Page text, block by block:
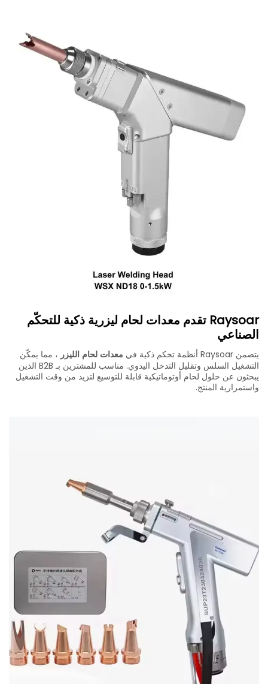
Raysoar تقدم معدات لحام ليزرية ذكية للتحكّم
الصناعي
يتضمن Raysoar أنظمة تحكم ذكية في معدات لحام الليزر ، مما يمكّن
التشغيل السلس وتقليل التدخل اليدوي. مناسب للمشترين بـ B2B الذين
يبحثون عن حلول لحام أوتوماتيكية قابلة للتوسيع لتزيد من وقت التشغيل
واستمرارية المنتج.